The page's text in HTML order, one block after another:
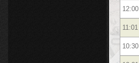
ノ
etc-
12:00
11:01
10:30